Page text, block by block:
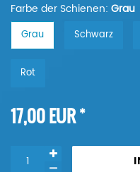
Farbe der Schienen: Grau
Grau Schwarz
Rot
17,00 EUR*